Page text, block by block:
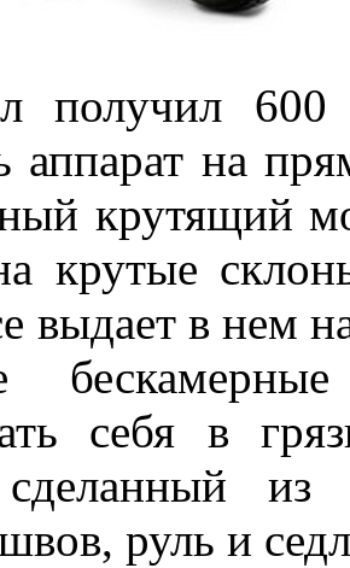
получил 600
аппарат на
крутящий
крутые
выдает в нем
себя в
из
руль и